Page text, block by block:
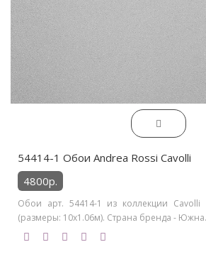
54414-1 Обои Andrea Rossi Cavolli
4800р.
Обои арт. 54414-1 из коллекции Cavolli
(размеры: 10х1.06м). Страна бренда -